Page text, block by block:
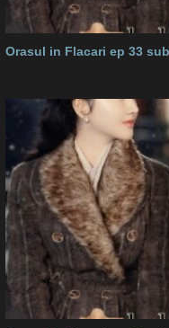
Orasul in Flacari ep 33